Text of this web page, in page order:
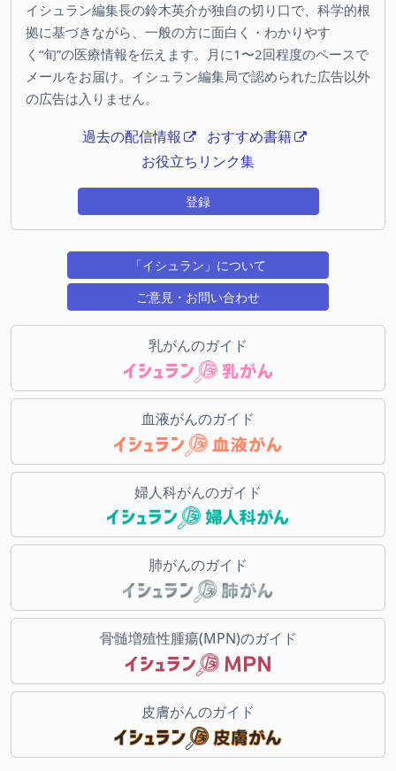
イシュラン編集長の鈴木英介が独自の切り口で、科学的根
拠に基づきながら、一般の方に面白く・わかりやす
く“旬”の医療情報を伝えます。月に1〜2回程度のペースで
メールをお届け。イシュラン編集局で認められた広告以外
の広告は入りません。
過去の配信情報
おすすめ書籍
お役立ちリンク集
登録
「イシュラン」について
ご意見・お問い合わせ
乳がんのガイド
血液がんのガイド
婦人科がんのガイド
肺がんのガイド
骨髄増殖性腫瘍(MPN)のガイド
皮膚がんのガイド